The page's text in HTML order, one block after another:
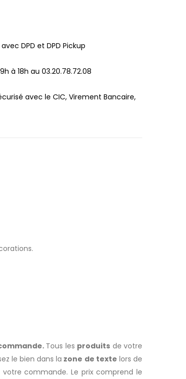
DPD et DPD Pickup
à 18h au 03.20.78.72.08
avec le CIC, Virement Bancaire,
Tous les produits de votre
le bien dans la zone de texte lors de
commande. Le prix comprend le